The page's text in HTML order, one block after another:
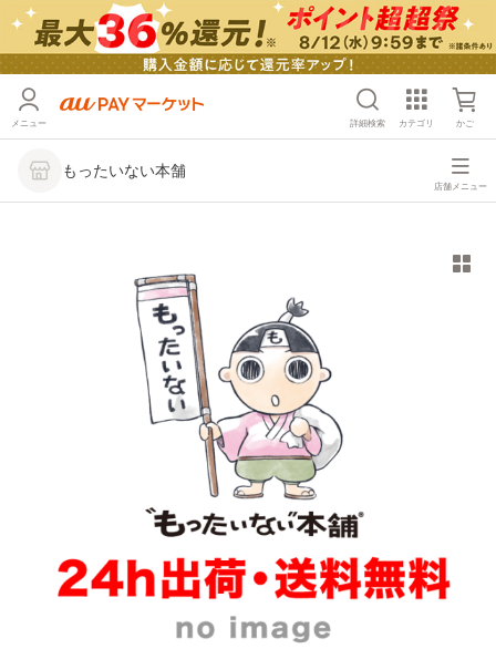
メニュー 詳細検索 カテゴリ かご
もったいない本舗
店舗メニュー